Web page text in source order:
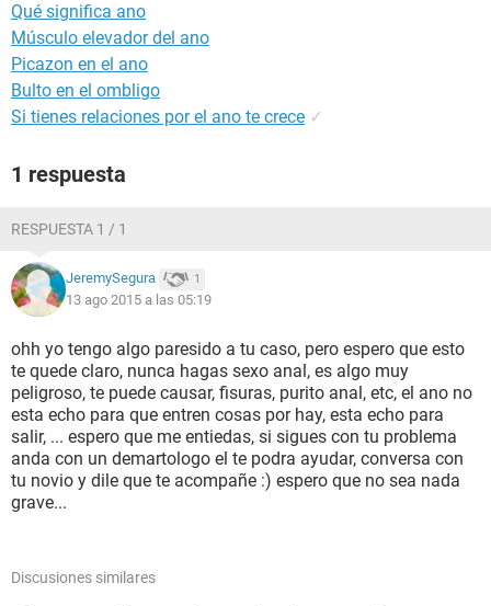
Qué significa ano
Músculo elevador del ano
Picazon en el ano
Bulto en el ombligo
Si tienes relaciones por el ano te crece ✓
1 respuesta
RESPUESTA 1 / 1
JeremySegura 1
13 ago 2015 a las 05:19
ohh yo tengo algo paresido a tu caso, pero espero que esto
te quede claro, nunca hagas sexo anal, es algo muy
peligroso, te puede causar, fisuras, purito anal, etc, el ano no
esta echo para que entren cosas por hay, esta echo para
salir, ... espero que me entiedas, si sigues con tu problema
anda con un demartologo el te podra ayudar, conversa con
tu novio y dile que te acompañe :) espero que no sea nada
grave...
Discusiones similares